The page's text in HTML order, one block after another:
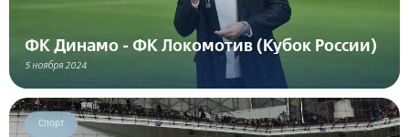
ФК Динамо - ФК Локомотив (Кубок России)
5 ноября 2024
Спорт